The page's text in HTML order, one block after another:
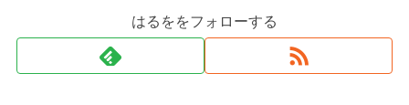
はるををフォローする